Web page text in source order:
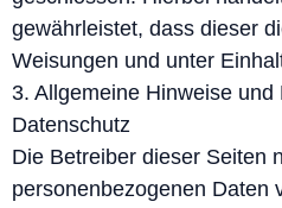
gewährleistet, dass dieser
Weisungen und unter
3. Allgemeine Hinweise
Datenschutz
Die Betreiber dieser Seiten
personenbezogenen Daten